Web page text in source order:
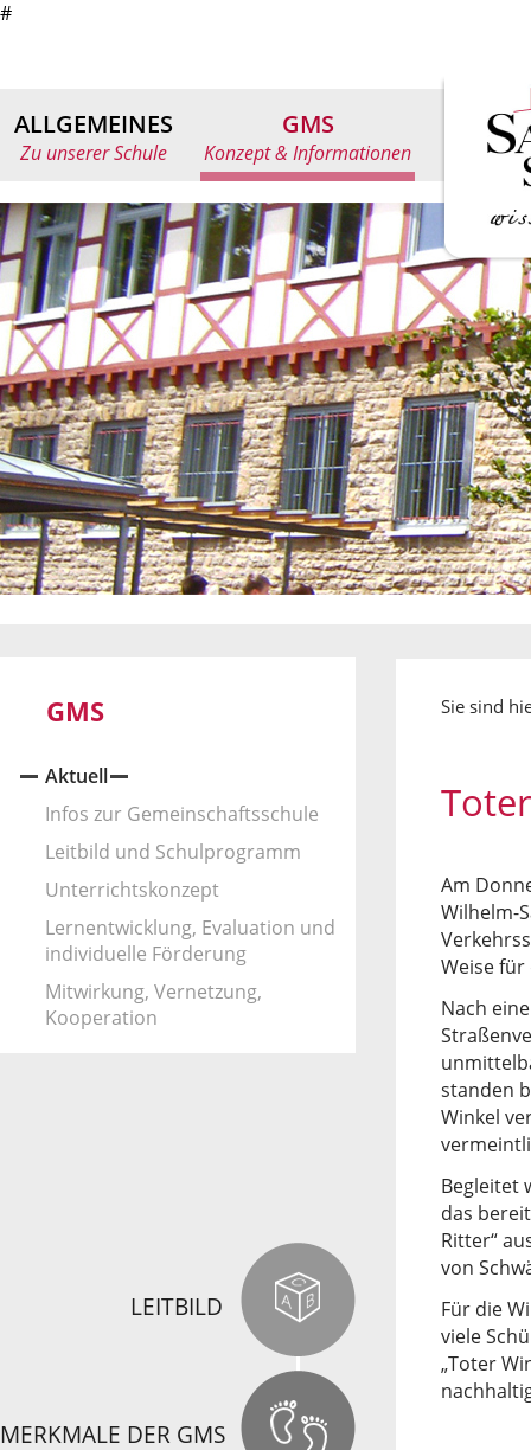
#
ALLGEMEINES
Zu unserer Schule
GMS
Konzept & Informationen
GMS
Aktuell
Infos zur Gemeinschaftsschule
Leitbild und Schulprogramm
Unterrichtskonzept
Lernentwicklung, Evaluation und
individuelle Förderung
Mitwirkung, Vernetzung,
Kooperation
LEITBILD
MERKMALE DER GMS
Sie sind
Am
Wilhelm-
Weise
Nach
standen
Winkel
Begleitet
das
Ritter“
von
Für die
viele
„Toter